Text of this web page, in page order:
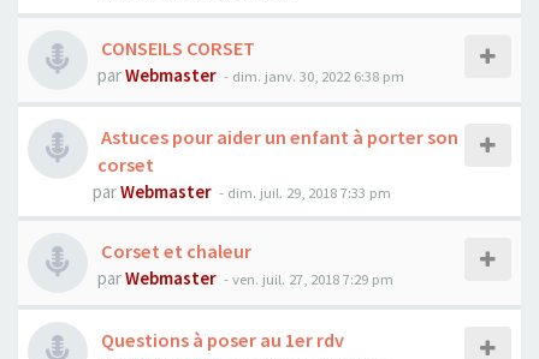
CONSEILS CORSET
parWebmaster - dim. janv. 30, 2022 6:38 pm
Astuces pour aider un enfant à porter son
corset
parWebmaster - dim. juil. 29, 2018 7:33 pm
Corset et chaleur
parWebmaster - ven. juil. 27, 2018 7:29 pm
Questions à poser au 1er rdv